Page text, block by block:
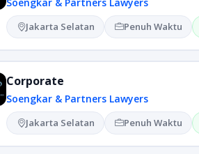
Jakarta Selatan Penuh Waktu
Corporate
Soengkar & Partners Lawyers
Jakarta Selatan Penuh Waktu